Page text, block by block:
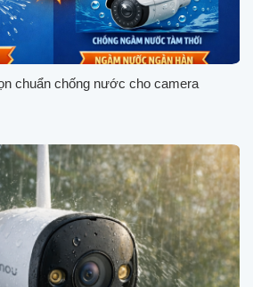
chuẩn chống nước cho camera